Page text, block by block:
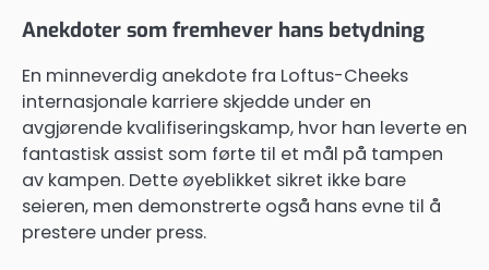
Anekdoter som fremhever hans betydning
En minneverdig anekdote fra Loftus-Cheeks
internasjonale karriere skjedde under en
avgjørende kvalifiseringskamp, hvor han leverte en
fantastisk assist som førte til et mål på tampen
av kampen. Dette øyeblikket sikret ikke bare
seieren, men demonstrerte også hans evne til å
prestere under press.